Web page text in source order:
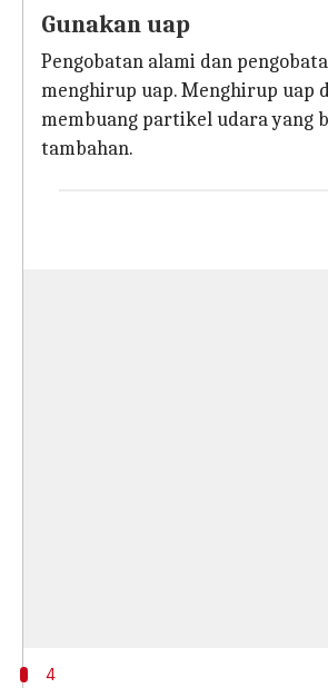
Gunakan uap
Pengobatan alami dan
menghirup uap. Menghirup uap
membuang partikel udara yang
tambahan.
4